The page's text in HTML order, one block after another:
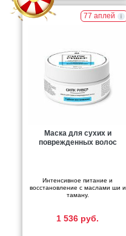
77 аплей
Маска для сухих и
поврежденных волос
Интенсивное питание и
восстановление с маслами ши и
таману.
1 536 руб.